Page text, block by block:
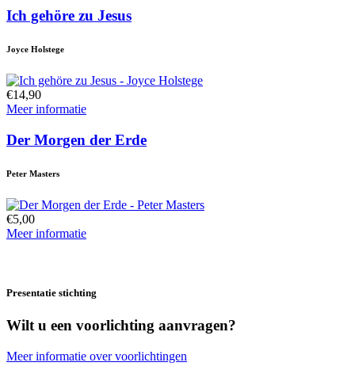
Ich gehöre zu Jesus
Joyce Holstege
€14,90
Meer informatie
Der Morgen der Erde
Peter Masters
€5,00
Meer informatie
Presentatie stichting
Wilt u een voorlichting aanvragen?
Meer informatie over voorlichtingen